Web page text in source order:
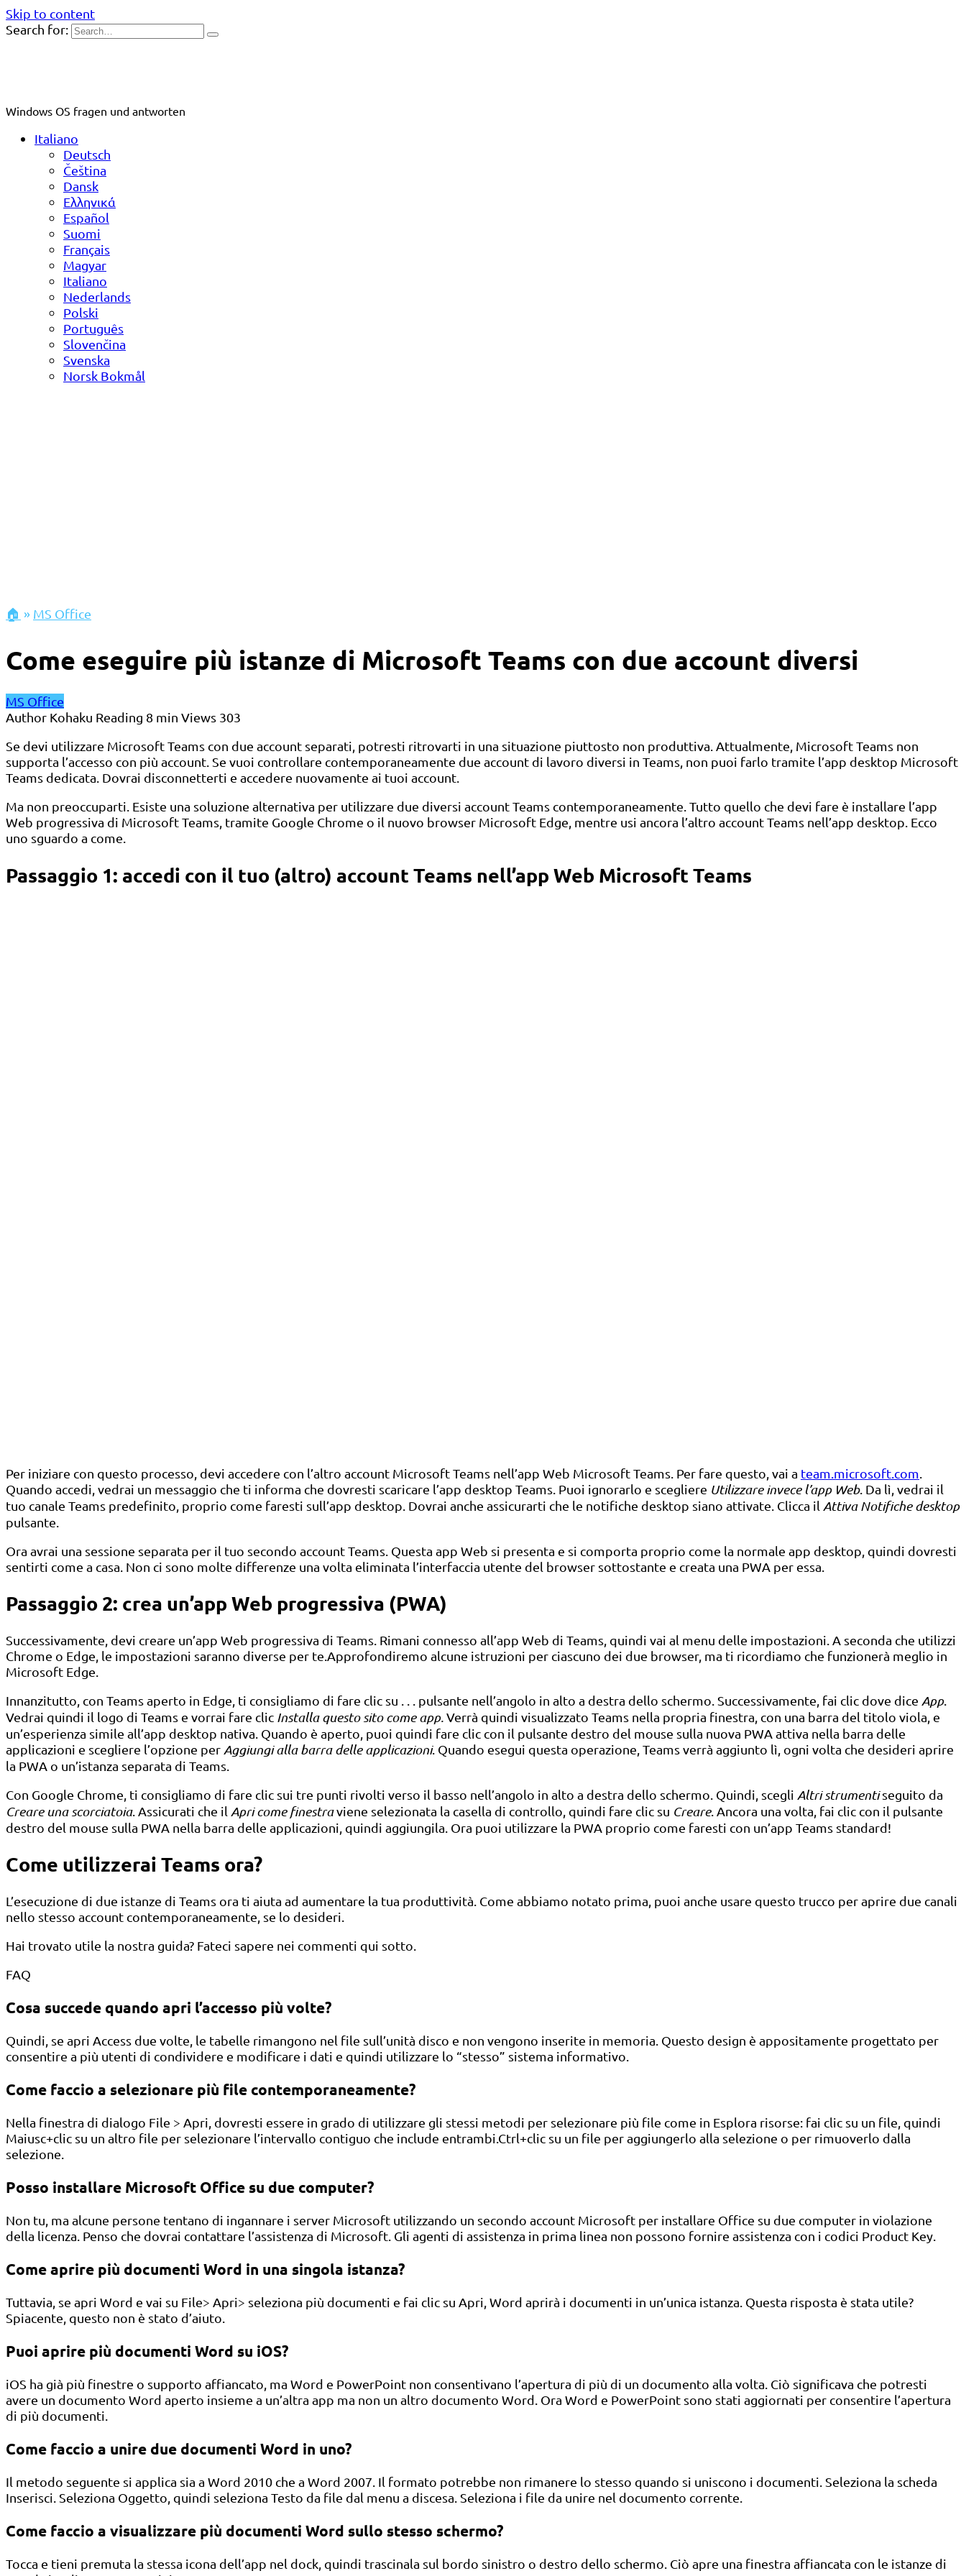
Skip to content
Search for:
Windows OS fragen und antworten
Italiano
Deutsch
Čeština
Dansk
Ελληνικά
Español
Suomi
Français
Magyar
Italiano
Nederlands
Polski
Português
Slovenčina
Svenska
Norsk Bokmål
🏠 » MS Office
Come eseguire più istanze di Microsoft Teams con due account diversi
MS Office
Author Kohaku Reading 8 min Views 303
Se devi utilizzare Microsoft Teams con due account separati, potresti ritrovarti in una situazione piuttosto non produttiva. Attualmente, Microsoft Teams non
supporta l’accesso con più account. Se vuoi controllare contemporaneamente due account di lavoro diversi in Teams, non puoi farlo tramite l’app desktop Microsoft
Teams dedicata. Dovrai disconnetterti e accedere nuovamente ai tuoi account.
Ma non preoccuparti. Esiste una soluzione alternativa per utilizzare due diversi account Teams contemporaneamente. Tutto quello che devi fare è installare l’app
Web progressiva di Microsoft Teams, tramite Google Chrome o il nuovo browser Microsoft Edge, mentre usi ancora l’altro account Teams nell’app desktop. Ecco
uno sguardo a come.
Passaggio 1: accedi con il tuo (altro) account Teams nell’app Web Microsoft Teams
Per iniziare con questo processo, devi accedere con l’altro account Microsoft Teams nell’app Web Microsoft Teams. Per fare questo, vai a team.microsoft.com
Quando accedi, vedrai un messaggio che ti informa che dovresti scaricare l’app desktop Teams. Puoi ignorarlo e scegliere Utilizzare invece l’app Web. Da lì, vedrai il
tuo canale Teams predefinito, proprio come faresti sull’app desktop. Dovrai anche assicurarti che le notifiche desktop siano attivate. Clicca il Attiva Notifiche desktop
pulsante.
Ora avrai una sessione separata per il tuo secondo account Teams. Questa app Web si presenta e si comporta proprio come la normale app desktop, quindi dovresti
sentirti come a casa. Non ci sono molte differenze una volta eliminata l’interfaccia utente del browser sottostante e creata una PWA per essa.
Passaggio 2: crea un’app Web progressiva (PWA)
Successivamente, devi creare un’app Web progressiva di Teams. Rimani connesso all’app Web di Teams, quindi vai al menu delle impostazioni. A seconda che utilizzi
Chrome o Edge, le impostazioni saranno diverse per te.Approfondiremo alcune istruzioni per ciascuno dei due browser, ma ti ricordiamo che funzionerà meglio in
Microsoft Edge.
Innanzitutto, con Teams aperto in Edge, ti consigliamo di fare clic su . . . pulsante nell’angolo in alto a destra dello schermo. Successivamente, fai clic dove dice App.
Vedrai quindi il logo di Teams e vorrai fare clic Installa questo sito come app.Verrà quindi visualizzato Teams nella propria finestra, con una barra del titolo viola, e
un’esperienza simile all’app desktop nativa. Quando è aperto, puoi quindi fare clic con il pulsante destro del mouse sulla nuova PWA attiva nella barra delle
applicazioni e scegliere l’opzione per Aggiungi alla barra delle applicazioni. Quando esegui questa operazione, Teams verrà aggiunto lì, ogni volta che desideri aprire
la PWA o un’istanza separata di Teams.
Con Google Chrome, ti consigliamo di fare clic sui tre punti rivolti verso il basso nell’angolo in alto a destra dello schermo. Quindi, scegli Altri strumentiseguito da
Creare una scorciatoia. Assicurati che il Apri come finestraviene selezionata la casella di controllo, quindi fare clic su Creare. Ancora una volta, fai clic con il pulsante
destro del mouse sulla PWA nella barra delle applicazioni, quindi aggiungila. Ora puoi utilizzare la PWA proprio come faresti con un’app Teams standard!
Come utilizzerai Teams ora?
L’esecuzione di due istanze di Teams ora ti aiuta ad aumentare la tua produttività. Come abbiamo notato prima, puoi anche usare questo trucco per aprire due canali
nello stesso account contemporaneamente, se lo desideri.
Hai trovato utile la nostra guida? Fateci sapere nei commenti qui sotto.
FAQ
Cosa succede quando apri l’accesso più volte?
Quindi, se apri Access due volte, le tabelle rimangono nel file sull’unità disco e non vengono inserite in memoria. Questo design è appositamente progettato per
consentire a più utenti di condividere e modificare i dati e quindi utilizzare lo “stesso” sistema informativo.
Come faccio a selezionare più file contemporaneamente?
Nella finestra di dialogo File > Apri, dovresti essere in grado di utilizzare gli stessi metodi per selezionare più file come in Esplora risorse: fai clic su un file, quindi
Maiusc+clic su un altro file per selezionare l’intervallo contiguo che include entrambi.Ctrl+clic su un file per aggiungerlo alla selezione o per rimuoverlo dalla
selezione.
Posso installare Microsoft Office su due computer?
Non tu, ma alcune persone tentano di ingannare i server Microsoft utilizzando un secondo account Microsoft per installare Office su due computer in violazione
della licenza. Penso che dovrai contattare l’assistenza di Microsoft. Gli agenti di assistenza in prima linea non possono fornire assistenza con i codici Product Key.
Come aprire più documenti Word in una singola istanza?
Tuttavia, se apri Word e vai su File> Apri> seleziona più documenti e fai clic su Apri, Word aprirà i documenti in un’unica istanza. Questa risposta è stata utile?
Spiacente, questo non è stato d’aiuto.
Puoi aprire più documenti Word su iOS?
iOS ha già più finestre o supporto affiancato, ma Word e PowerPoint non consentivano l’apertura di più di un documento alla volta. Ciò significava che potresti
avere un documento Word aperto insieme a un’altra app ma non un altro documento Word. Ora Word e PowerPoint sono stati aggiornati per consentire l’apertura
di più documenti.
Come faccio a unire due documenti Word in uno?
Il metodo seguente si applica sia a Word 2010 che a Word 2007. Il formato potrebbe non rimanere lo stesso quando si uniscono i documenti. Seleziona la scheda
Inserisci. Seleziona Oggetto, quindi seleziona Testo da file dal menu a discesa. Seleziona i file da unire nel documento corrente.
Come faccio a visualizzare più documenti Word sullo stesso schermo?
Tocca e tieni premuta la stessa icona dell’app nel dock, quindi trascinala sul bordo sinistro o destro dello schermo. Ciò apre una finestra affiancata con le istanze di